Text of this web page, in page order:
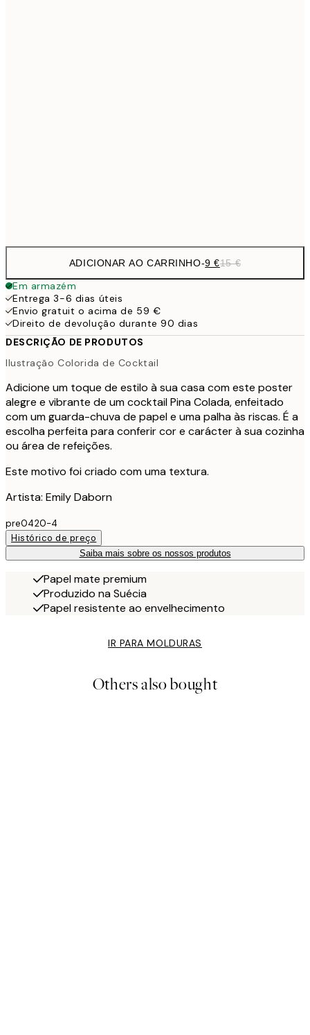
ADICIONAR AO CARRINHO-9 €15 €
Em armazém
Entrega 3-6 dias úteis
Envio gratuit o acima de 59 €
Direito de devolução durante 90 dias
DESCRIÇÃO DE PRODUTOS
Ilustração Colorida de Cocktail
Adicione um toque de estilo à sua casa com este poster
alegre e vibrante de um cocktail Pina Colada, enfeitado
com um guarda-chuva de papel e uma palha às riscas. É a
escolha perfeita para conferir cor e carácter à sua cozinha
ou área de refeições.
Este motivo foi criado com uma textura.
Artista: Emily Daborn
pre0420-4
Histórico de preço
Saiba mais sobre os nossos produtos
Papel mate premium
Produzido na Suécia
Papel resistente ao envelhecimento
IR PARA MOLDURAS
Others also bought